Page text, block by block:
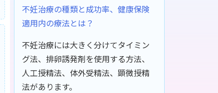
不妊治療の種類と成功率、健康保険
適用内の療法とは？
不妊治療には大きく分けてタイミン
グ法、排卵誘発剤を使用する方法、
人工授精法、体外受精法、顕微授精
法があります。